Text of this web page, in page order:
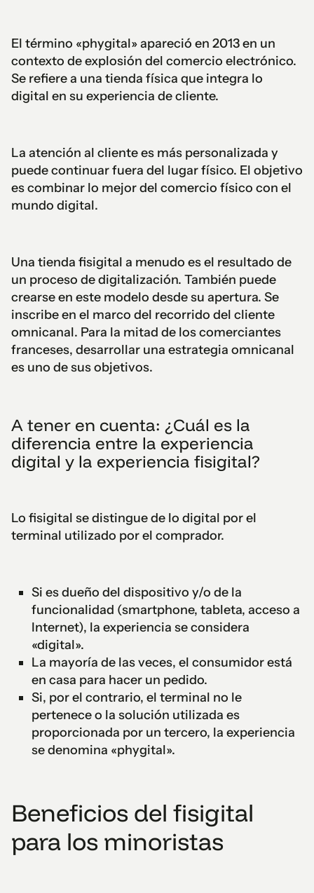
El término «phygital» apareció en 2013 en un
contexto de explosión del comercio electrónico.
Se refiere a una tienda física que integra lo
digital en su experiencia de cliente.
La atención al cliente es más personalizada y
puede continuar fuera del lugar físico. El objetivo
es combinar lo mejor del comercio físico con el
mundo digital.
Una tienda fisigital a menudo es el resultado de
un proceso de digitalización. También puede
crearse en este modelo desde su apertura. Se
inscribe en el marco del recorrido del cliente
omnicanal. Para la mitad de los comerciantes
franceses, desarrollar una estrategia omnicanal
es uno de sus objetivos.
A tener en cuenta: ¿Cuál es la
diferencia entre la experiencia
digital y la experiencia fisigital?
Lo fisigital se distingue de lo digital por el
terminal utilizado por el comprador.
Si es dueño del dispositivo y/o de la
funcionalidad (smartphone, tableta, acceso a
Internet), la experiencia se considera
«digital».
La mayoría de las veces, el consumidor está
en casa para hacer un pedido.
Si, por el contrario, el terminal no le
pertenece o la solución utilizada es
proporcionada por un tercero, la experiencia
se denomina «phygital».
Beneficios del fisigital
para los minoristas